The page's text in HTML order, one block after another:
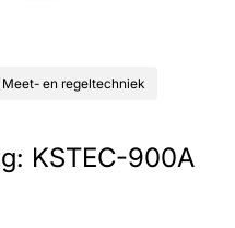
Meet- en regeltechniek
KSTEC-900A